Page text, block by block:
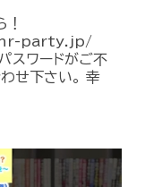
！
party.jp/
スワードがご不
せ下さい。 幸